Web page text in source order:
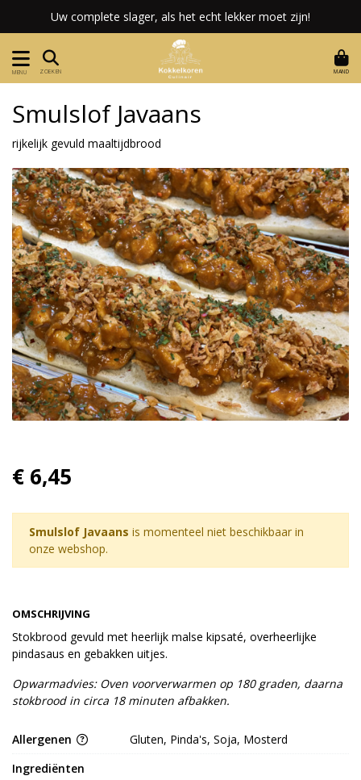
Uw complete slager, als het echt lekker moet zijn!
MENU ZOEKEN MAND
OMSCHRIJVING
Stokbrood gevuld met heerlijk malse kipsaté, overheerlijke
pindasaus en gebakken uitjes.
Opwarmadvies: Oven voorverwarmen op 180 graden, daarna
stokbrood in circa 18 minuten afbakken.
Smulslof Javaans
rijkelijk gevuld maaltijdbrood
€ 6,45
Smulslof Javaans is momenteel niet beschikbaar in
onze webshop.
Allergenen
Gluten, Pinda's, Soja, Mosterd
Ingrediënten